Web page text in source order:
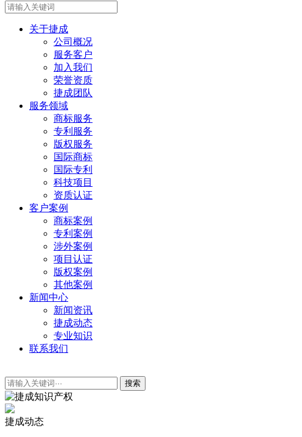
关于捷成
公司概况
服务客户
加入我们
荣誉资质
捷成团队
服务领域
商标服务
专利服务
版权服务
国际商标
国际专利
科技项目
资质认证
客户案例
商标案例
专利案例
涉外案例
项目认证
版权案例
其他案例
新闻中心
新闻资讯
捷成动态
专业知识
联系我们
搜索
捷成动态